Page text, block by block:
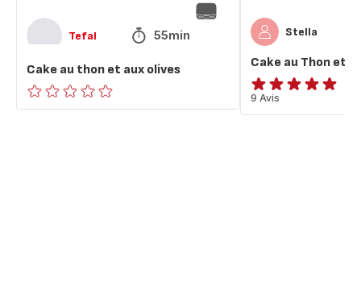
Tefal 55min
Cake au thon et aux olives
ratings.0
Stella
Cake au Thon et
ratings.4.9
9 Avis